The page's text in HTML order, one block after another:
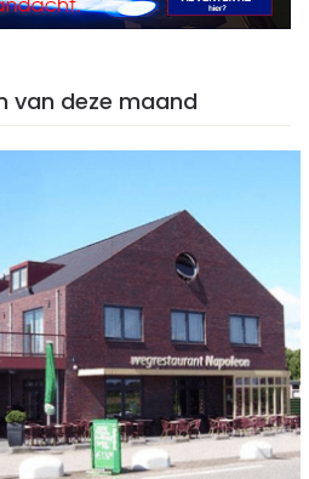
van deze maand